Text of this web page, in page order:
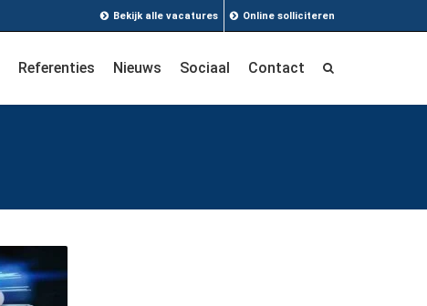
Bekijk alle vacatures Online solliciteren
Referenties Nieuws Sociaal Contact